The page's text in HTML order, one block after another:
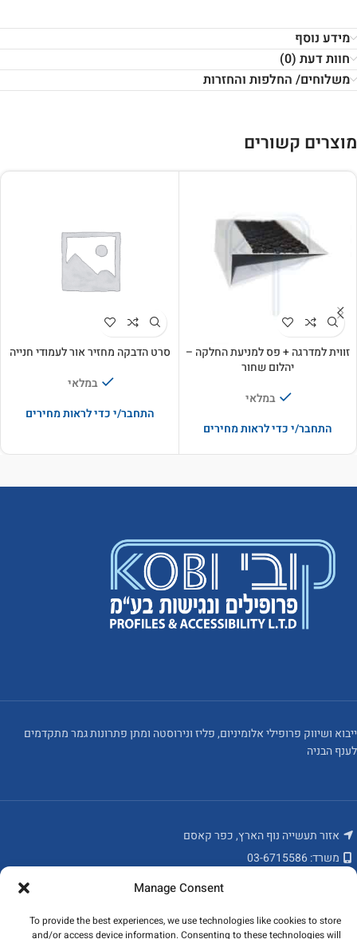
Manage Consent
To provide the best experiences, we use technologies like cookies to store
and/or access device information. Consenting to these technologies will
מידע נוסף
חוות דעת (0)
משלוחים/ החלפות והחזרות
מוצרים קשורים
זווית למדרגה + פס למניעת החלקה –
יהלום שחור
במלאי
התחבר/י כדי לראות מחירים
סרט הדבקה מחזיר אור לעמודי חנייה
במלאי
התחבר/י כדי לראות מחירים
ייבוא ושיווק פרופילי אלומיניום, פליז ונירוסטה ומתן פתרונות גמר מתקדמים
לענף הבניה
אזור תעשייה נוף הארץ, כפר קאסם
משרד: 03-6715586
מאמרים אחרונים